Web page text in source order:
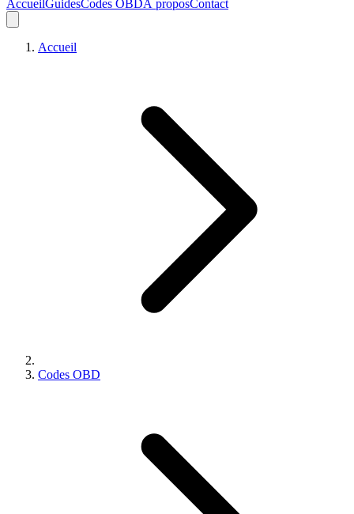
AccueilGuidesCodes OBDÀ proposContact
Accueil
Codes OBD